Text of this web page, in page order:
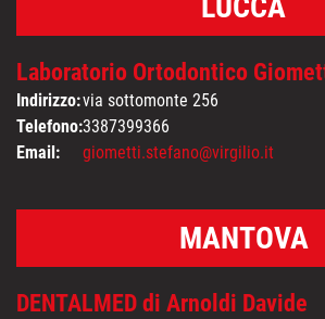
Laboratorio Ortodontico
Indirizzo:via sottomonte 256
Telefono:3387399366
Email:
giometti.stefano@virgilio.it
MANTOVA
DENTALMED di Arnoldi Davide